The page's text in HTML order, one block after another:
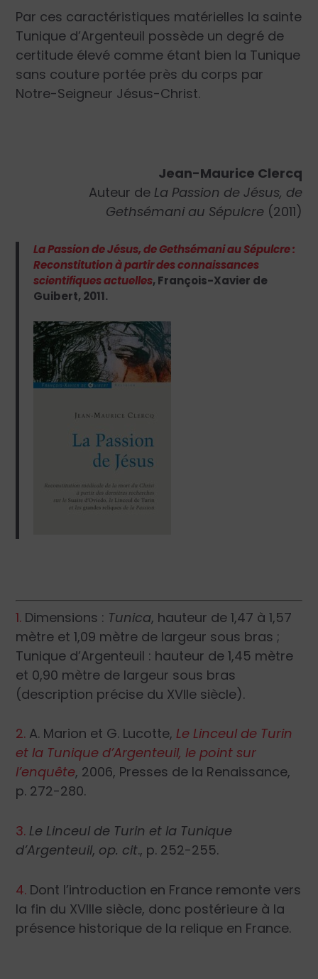
Par ces caractéristiques matérielles la sainte
Tunique d’Argenteuil possède un degré de
certitude élevé comme étant bien la Tunique
sans couture portée près du corps par
Notre-Seigneur Jésus-Christ.
Jean-Maurice Clercq
Auteur de La Passion de Jésus, de
Gethsémani au Sépulcre(2011)
La Passion de Jésus, de Gethsémani au Sépulcre :
Reconstitution à partir des connaissances
scientifiques actuelles, François-Xavier de
Guibert, 2011.
1. Dimensions : Tunica, hauteur de 1,47 à 1,57
mètre et 1,09 mètre de largeur sous bras ;
Tunique d’Argenteuil : hauteur de 1,45 mètre
et 0,90 mètre de largeur sous bras
(description précise du XVIIe siècle).
2. A. Marion et G. Lucotte,Le Linceul de Turin
et la Tunique d’Argenteuil, le point sur
l’enquête, 2006, Presses de la Renaissance,
p. 272-280.
3. Le Linceul de Turin et la Tunique
d’Argenteuil, op. cit., p. 252-255.
4. Dont l’introduction en France remonte vers
la fin du XVIIIe siècle, donc postérieure à la
présence historique de la relique en France.